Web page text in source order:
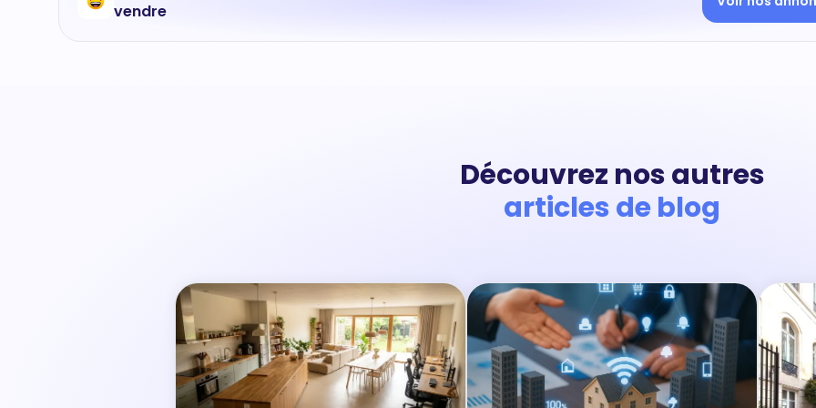
vendre
Découvrez nos autres
articles de blog